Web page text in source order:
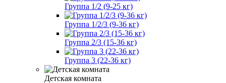
Группа 1/2 (9-25 кг)
Группа 1/2/3 (9-36 кг)
Группа 2/3 (15-36 кг)
Группа 3 (22-36 кг)
Детская комната